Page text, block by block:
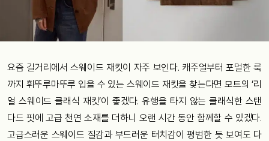
요즘 길거리에서 스웨이드 재킷이 자주 보인다. 캐주얼부터 포멀한 룩
까지 휘뚜루마뚜루 입을 수 있는 스웨이드 재킷을 찾는다면 모트의 ‘리
얼 스웨이드 클래식 재킷’이 좋겠다. 유행을 타지 않는 클래식한 스탠
다드 핏에 고급 천연 소재를 더하니 오랜 시간 동안 함께할 수 있겠다.
고급스러운 스웨이드 질감과 부드러운 터치감이 평범한 듯 보여도 다